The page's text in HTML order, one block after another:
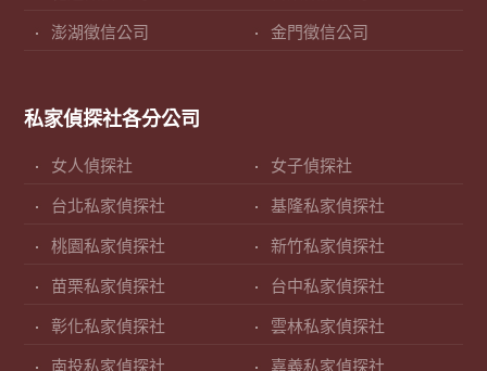
澎湖徵信公司 金門徵信公司
私家偵探社各分公司
女人偵探社 女子偵探社
台北私家偵探社 基隆私家偵探社
桃園私家偵探社 新竹私家偵探社
苗栗私家偵探社 台中私家偵探社
彰化私家偵探社 雲林私家偵探社
南投私家偵探社 嘉義私家偵探社